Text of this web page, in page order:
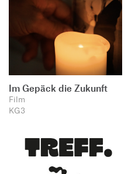
Im Gepäck die Zukunft
Film
KG3